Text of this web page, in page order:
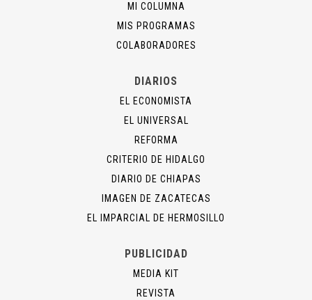
MI COLUMNA
MIS PROGRAMAS
COLABORADORES
DIARIOS
EL ECONOMISTA
EL UNIVERSAL
REFORMA
CRITERIO DE HIDALGO
DIARIO DE CHIAPAS
IMAGEN DE ZACATECAS
EL IMPARCIAL DE HERMOSILLO
PUBLICIDAD
MEDIA KIT
REVISTA